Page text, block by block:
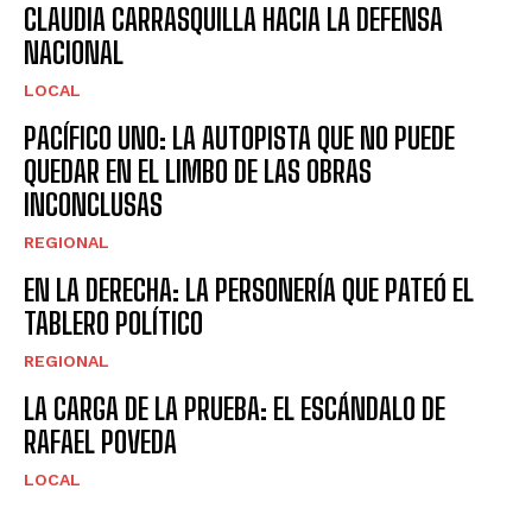
CLAUDIA CARRASQUILLA HACIA LA DEFENSA
NACIONAL
LOCAL
PACÍFICO UNO: LA AUTOPISTA QUE NO PUEDE
QUEDAR EN EL LIMBO DE LAS OBRAS
INCONCLUSAS
REGIONAL
EN LA DERECHA: LA PERSONERÍA QUE PATEÓ EL
TABLERO POLÍTICO
REGIONAL
LA CARGA DE LA PRUEBA: EL ESCÁNDALO DE
RAFAEL POVEDA
LOCAL